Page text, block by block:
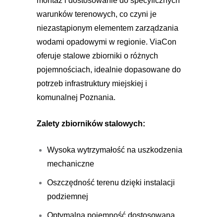
warunków terenowych, co czyni je
niezastąpionym elementem zarządzania
wodami opadowymi w regionie. ViaCon
oferuje stalowe zbiorniki o różnych
pojemnościach, idealnie dopasowane do
potrzeb infrastruktury miejskiej i
komunalnej Poznania.
Zalety zbiorników stalowych:
Wysoka wytrzymałość na uszkodzenia
mechaniczne
Oszczędność terenu dzięki instalacji
podziemnej
Optymalna pojemność dostosowana